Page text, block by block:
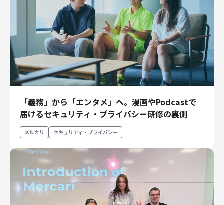
セキュリティ・プライバシー
募集中の求人一覧
「義務」から「エンタメ」へ。漫画やPodcastで
届けるセキュリティ・プライバシー研修の裏側
メルカリ セキュリティ・プライバシー